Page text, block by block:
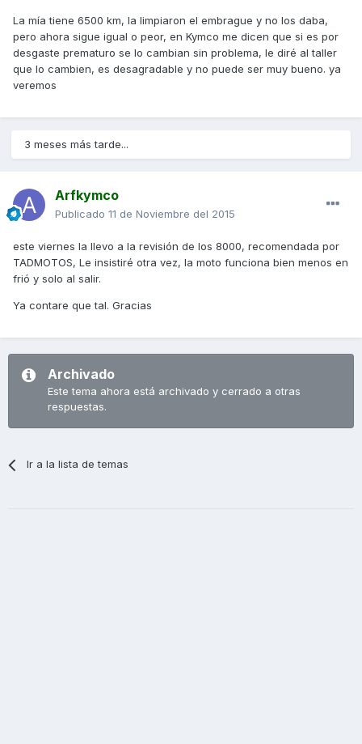
La mía tiene 6500 km, la limpiaron el embrague y no los daba,
pero ahora sigue igual o peor, en Kymco me dicen que si es por
desgaste prematuro se lo cambian sin problema, le diré al taller
que lo cambien, es desagradable y no puede ser muy bueno. ya
veremos
3 meses más tarde...
Arfkymco
Publicado 11 de Noviembre del 2015
este viernes la llevo a la revisión de los 8000, recomendada por
TADMOTOS, Le insistiré otra vez, la moto funciona bien menos en
frió y solo al salir.
Ya contare que tal. Gracias
Archivado
Este tema ahora está archivado y cerrado a otras
respuestas.
Ir a la lista de temas